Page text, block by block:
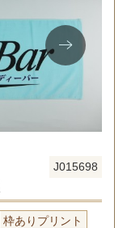
J015698
枠ありプリント